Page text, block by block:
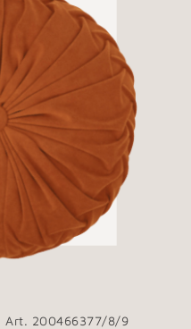
Art. 200466377/8/9